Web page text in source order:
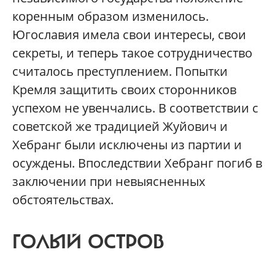
коренным образом изменилось.
Югославия имела свои интересы, свои
секреты, и теперь такое сотрудничество
считалось преступлением. Попытки
Кремля защитить своих сторонников
успехом не увенчались. В соответствии с
советской же традицией Жуйович и
Хебранг были исключены из партии и
осуждены. Впоследствии Хебранг погиб в
заключении при невыясненных
обстоятельствах.
ГОЛЫЙ ОСТРОВ